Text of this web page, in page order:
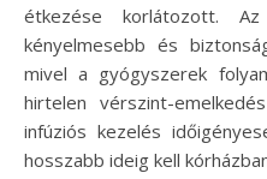
étkezése korlátozott.
kényelmesebb és
mivel a gyógyszerek
hirtelen vérszint-
infúziós kezelés
hosszabb ideig kell